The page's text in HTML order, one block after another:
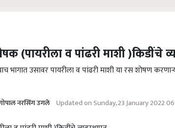
(पायरीला व पांढरी माशी )किडींचे
भागात उसावर पायरीला व पांढरी माशी या रस शोषण
नरसिंग उगले Updated on Sunday, 23 January 2022